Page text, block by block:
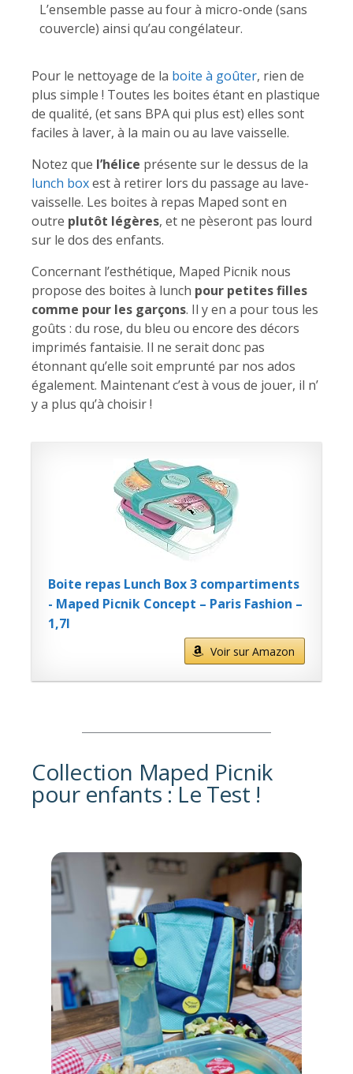
L’ensemble passe au four à micro-onde (sans
couvercle) ainsi qu’au congélateur.
Pour le nettoyage de la boite à goûter, rien de
plus simple ! Toutes les boites étant en plastique
de qualité, (et sans BPA qui plus est) elles sont
faciles à laver, à la main ou au lave vaisselle.
Notez que l’hélice présente sur le dessus de la
lunch boxest à retirer lors du passage au lave-
vaisselle. Les boites à repas Maped sont en
outre plutôt légères, et ne pèseront pas lourd
sur le dos des enfants.
Concernant l’esthétique, Maped Picnik nous
propose des boites à lunch pour petites filles
comme pour les garçons. Il y en a pour tous les
goûts : du rose, du bleu ou encore des décors
imprimés fantaisie. Il ne serait donc pas
étonnant qu’elle soit emprunté par nos ados
également. Maintenant c’est à vous de jouer, il n’
y a plus qu’à choisir !
Boite repas Lunch Box 3 compartiments
- Maped Picnik Concept – Paris Fashion –
1,7l
Voir sur Amazon
Collection Maped Picnik
pour enfants : Le Test !